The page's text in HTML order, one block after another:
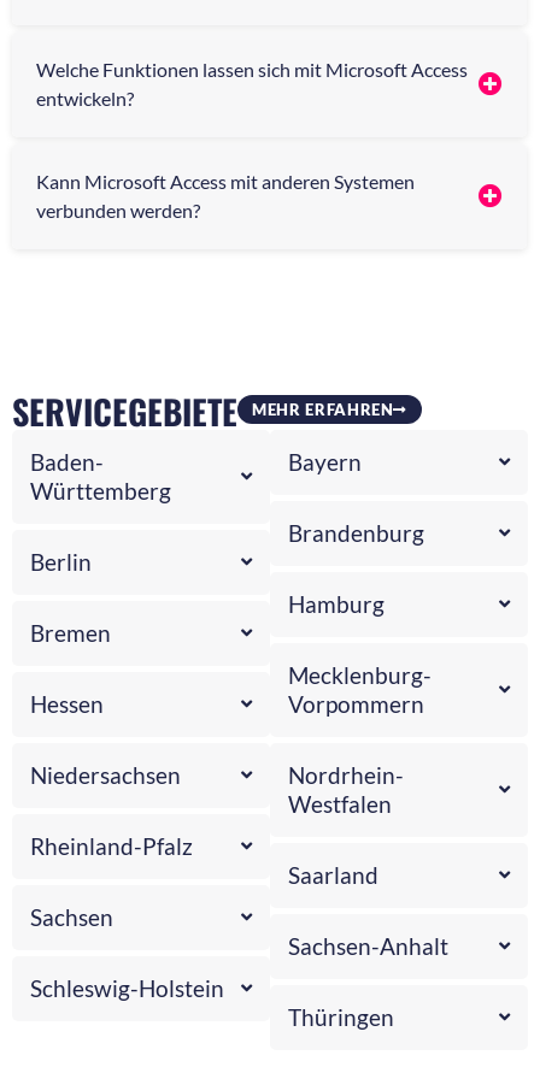
Welche Funktionen lassen sich mit Microsoft Access
entwickeln?
Kann Microsoft Access mit anderen Systemen
verbunden werden?
SERVICEGEBIETE MEHR ERFAHREN
Baden-
Württemberg
Berlin
Bremen
Hessen
Niedersachsen
Rheinland-Pfalz
Sachsen
Schleswig-Holstein
Bayern
Brandenburg
Hamburg
Mecklenburg-
Vorpommern
Nordrhein-
Westfalen
Saarland
Sachsen-Anhalt
Thüringen